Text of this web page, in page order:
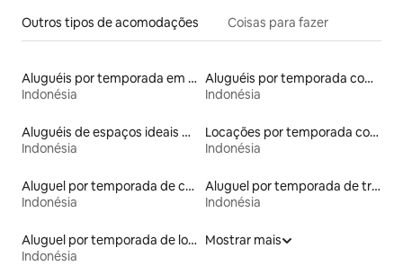
Outros tipos de acomodações Coisas para fazer
Aluguéis por temporada em acampamentos
Indonésia
Aluguéis por temporada com caiaque
Indonésia
Aluguéis de espaços ideais para famílias
Indonésia
Locações por temporada com piscina
Indonésia
Aluguel por temporada de contêineres
Indonésia
Aluguel por temporada de trailers
Indonésia
Aluguel por temporada de lofts
Indonésia
Mostrar mais